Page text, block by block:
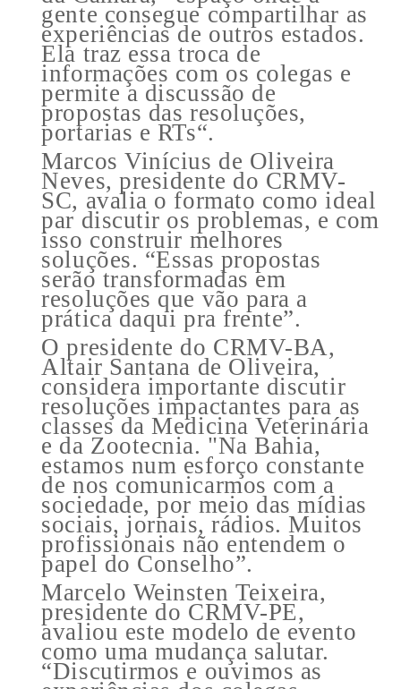
gente consegue compartilhar as
experiências de outros estados.
Ela traz essa troca de
informações com os colegas e
permite a discussão de
propostas das resoluções,
portarias e RTs“.
Marcos Vinícius de Oliveira
Neves, presidente do CRMV-
SC, avalia o formato como ideal
par discutir os problemas, e com
isso construir melhores
soluções. “Essas propostas
serão transformadas em
resoluções que vão para a
prática daqui pra frente”.
O presidente do CRMV-BA,
Altair Santana de Oliveira,
considera importante discutir
resoluções impactantes para as
classes da Medicina Veterinária
e da Zootecnia. "Na Bahia,
estamos num esforço constante
de nos comunicarmos com a
sociedade, por meio das mídias
sociais, jornais, rádios. Muitos
profissionais não entendem o
papel do Conselho”.
Marcelo Weinsten Teixeira,
presidente do CRMV-PE,
avaliou este modelo de evento
como uma mudança salutar.
“Discutirmos e ouvimos as